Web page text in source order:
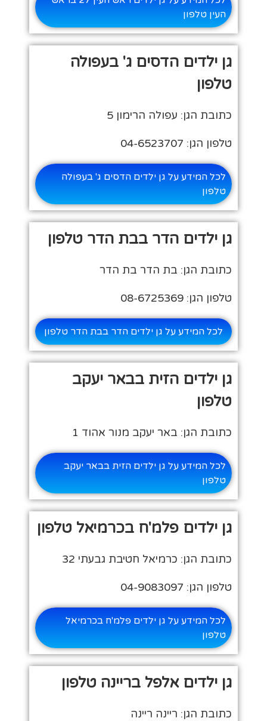
העין טלפון
גן ילדים הדסים ג' בעפולה
טלפון
כתובת הגן: עפולה הרימון 5
טלפון הגן: 04-6523707
לכל המידע על גן ילדים הדסים ג' בעפולה
טלפון
גן ילדים הדר בבת הדר טלפון
כתובת הגן: בת הדר בת הדר
טלפון הגן: 08-6725369
לכל המידע על גן ילדים הדר בבת הדר טלפון
גן ילדים הזית בבאר יעקב
טלפון
כתובת הגן: באר יעקב מנור אהוד 1
לכל המידע על גן ילדים הזית בבאר יעקב
טלפון
גן ילדים פלמ'ח בכרמיאל טלפון
כתובת הגן: כרמיאל חטיבת גבעתי 32
טלפון הגן: 04-9083097
לכל המידע על גן ילדים פלמ'ח בכרמיאל
טלפון
גן ילדים אלפל בריינה טלפון
כתובת הגן: ריינה ריינה